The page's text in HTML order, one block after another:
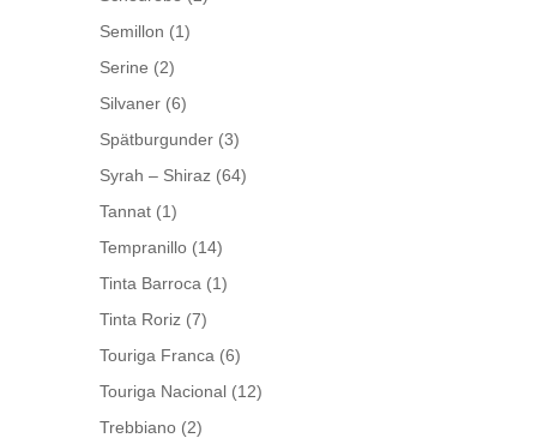
Semillon (1)
Serine (2)
Silvaner (6)
Spätburgunder (3)
Syrah – Shiraz (64)
Tannat (1)
Tempranillo (14)
Tinta Barroca (1)
Tinta Roriz (7)
Touriga Franca (6)
Touriga Nacional (12)
Trebbiano (2)